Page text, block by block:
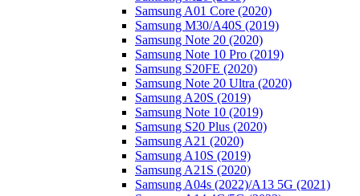
Samsung A01 Core (2020)
Samsung M30/A40S (2019)
Samsung Note 20 (2020)
Samsung Note 10 Pro (2019)
Samsung S20FE (2020)
Samsung Note 20 Ultra (2020)
Samsung A20S (2019)
Samsung Note 10 (2019)
Samsung S20 Plus (2020)
Samsung A21 (2020)
Samsung A10S (2019)
Samsung A21S (2020)
Samsung A04s (2022)/А13 5G (2021)